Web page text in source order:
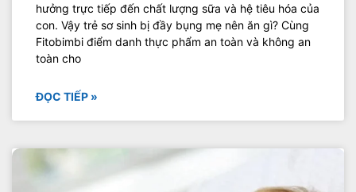
hưởng trực tiếp đến chất lượng sữa và hệ tiêu hóa của
con. Vậy trẻ sơ sinh bị đầy bụng mẹ nên ăn gì? Cùng
Fitobimbi điểm danh thực phẩm an toàn và không an
toàn cho
ĐỌC TIẾP »